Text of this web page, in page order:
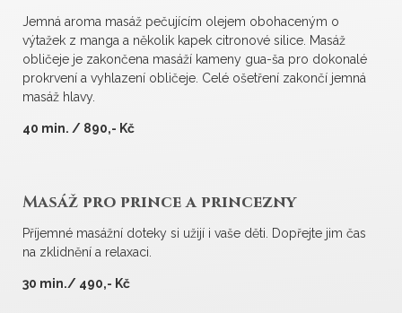
Jemná aroma masáž pečujícím olejem obohaceným o
výtažek z manga a několik kapek citronové silice. Masáž
obličeje je zakončena masáží kameny gua-ša pro dokonalé
prokrvení a vyhlazení obličeje. Celé ošetření zakončí jemná
masáž hlavy.
40 min. / 890,- Kč
Masáž pro prince a princezny
Příjemné masážní doteky si užijí i vaše děti. Dopřejte jim čas
na zklidnění a relaxaci.
30 min./ 490,- Kč